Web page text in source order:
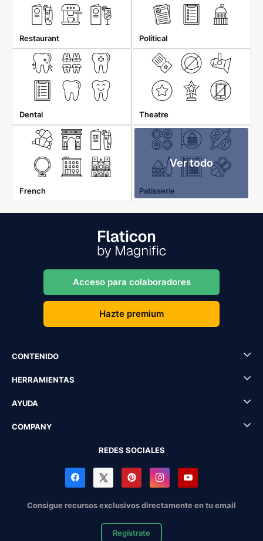
Restaurant Political
Dental Theatre
French
Ver todo
Patisserie
Acceso para colaboradores
Hazte premium
CONTENIDO
HERRAMIENTAS
AYUDA
COMPANY
REDES SOCIALES
Consigue recursos exclusivos directamente en tu email
Regístrate